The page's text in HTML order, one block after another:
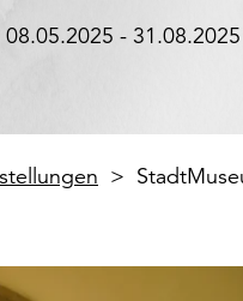
08.05.2025 - 31.08.2025